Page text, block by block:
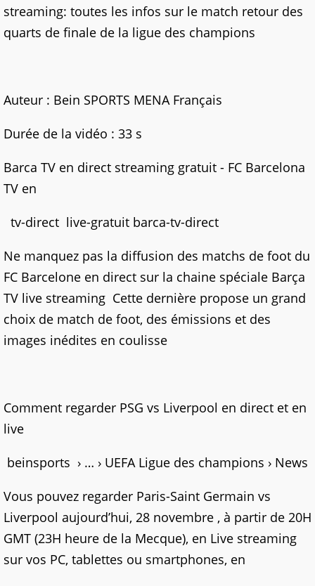
streaming: toutes les infos sur le match retour des
quarts de finale de la ligue des champions
Auteur : Bein SPORTS MENA Français
Durée de la vidéo : 33 s
Barca TV en direct streaming gratuit - FC Barcelona
TV en
tv-direct live-gratuit barca-tv-direct
Ne manquez pas la diffusion des matchs de foot du
FC Barcelone en direct sur la chaine spéciale Barça
TV live streaming Cette dernière propose un grand
choix de match de foot, des émissions et des
images inédites en coulisse
Comment regarder PSG vs Liverpool en direct et en
live
beinsports › … › UEFA Ligue des champions › News
Vous pouvez regarder Paris-Saint Germain vs
Liverpool aujourd’hui, 28 novembre , à partir de 20H
GMT (23H heure de la Mecque), en Live streaming
sur vos PC, tablettes ou smartphones, en